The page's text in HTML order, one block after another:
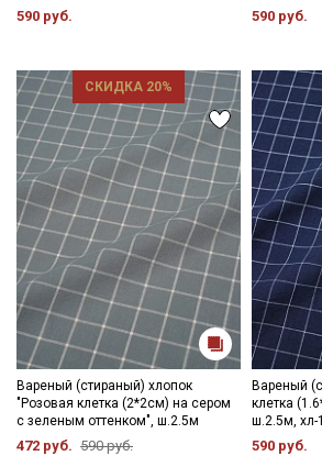
590 руб. 590 руб.
СКИДКА 20%
Вареный (стираный) хлопок
"Розовая клетка (2*2см) на сером
с зеленым оттенком", ш.2.5м
472 руб. 590 руб.
Вареный
клетка
ш.2.5м, хл-
590 руб.
Секретная рассылка от